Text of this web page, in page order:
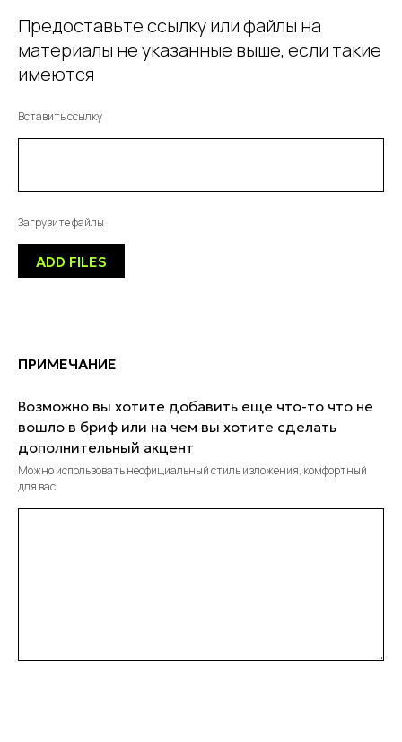
Предоставьте ссылку или файлы на
материалы не указанные выше, если такие
имеются
Вставить ссылку
Загрузите файлы
ADD FILES
ПРИМЕЧАНИЕ
Возможно вы хотите добавить еще что-то что не
вошло в бриф или на чем вы хотите сделать
дополнительный акцент
Можно использовать неофициальный стиль изложения, комфортный
для вас